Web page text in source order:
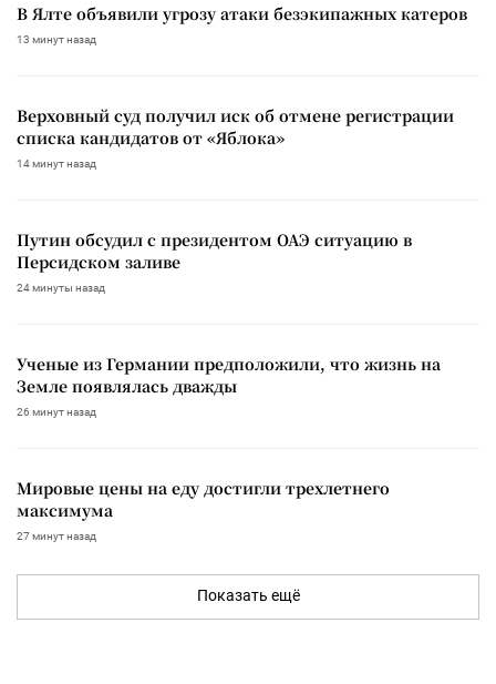
В Ялте объявили угрозу атаки безэкипажных катеров
13 минут назад
Верховный суд получил иск об отмене регистрации
списка кандидатов от «Яблока»
14 минут назад
Путин обсудил с президентом ОАЭ ситуацию в
Персидском заливе
24 минуты назад
Ученые из Германии предположили, что жизнь на
Земле появлялась дважды
26 минут назад
Мировые цены на еду достигли трехлетнего
максимума
27 минут назад
Показать ещё